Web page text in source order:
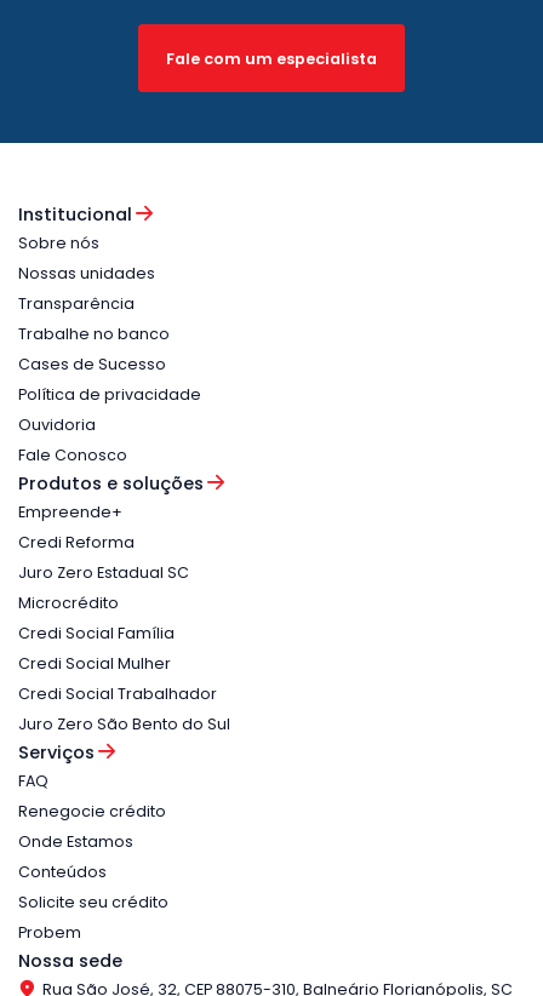
Fale com um especialista
Institucional
Sobre nós
Nossas unidades
Transparência
Trabalhe no banco
Cases de Sucesso
Política de privacidade
Ouvidoria
Fale Conosco
Produtos e soluções
Empreende+
Credi Reforma
Juro Zero Estadual SC
Microcrédito
Credi Social Família
Credi Social Mulher
Credi Social Trabalhador
Juro Zero São Bento do Sul
Serviços
FAQ
Renegocie crédito
Onde Estamos
Conteúdos
Solicite seu crédito
Probem
Nossa sede
Rua São José, 32, CEP 88075-310, Balneário Florianópolis, SC